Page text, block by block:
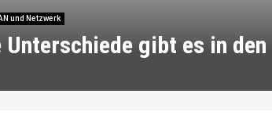
und Netzwerk
gibt es in